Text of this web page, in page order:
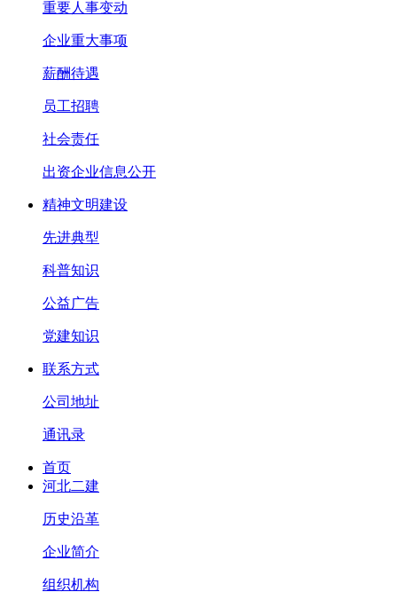
重要人事变动
企业重大事项
薪酬待遇
员工招聘
社会责任
出资企业信息公开
精神文明建设
先进典型
科普知识
公益广告
党建知识
联系方式
公司地址
通讯录
首页
河北二建
历史沿革
企业简介
组织机构